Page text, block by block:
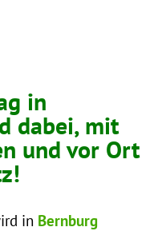
in
dabei, mit
und vor Ort
in Bernburg